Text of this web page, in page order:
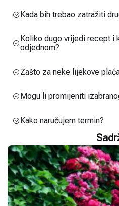
Kada bih trebao zatražiti
Koliko dugo vrijedi recept i
odjednom?
Zašto za neke lijekove
Mogu li promijeniti
Kako naručujem termin?